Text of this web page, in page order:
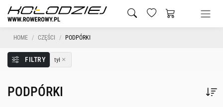
HOME CZĘŚCI PODPÓRKI
FILTRY tył
PODPÓRKI